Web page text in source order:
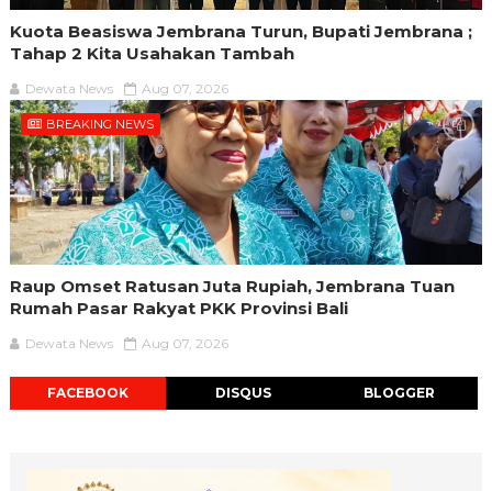
Kuota Beasiswa Jembrana Turun, Bupati Jembrana ;
Tahap 2 Kita Usahakan Tambah
Dewata News Aug 07, 2026
BREAKING NEWS
Raup Omset Ratusan Juta Rupiah, Jembrana Tuan
Rumah Pasar Rakyat PKK Provinsi Bali
Dewata News Aug 07, 2026
FACEBOOK DISQUS BLOGGER